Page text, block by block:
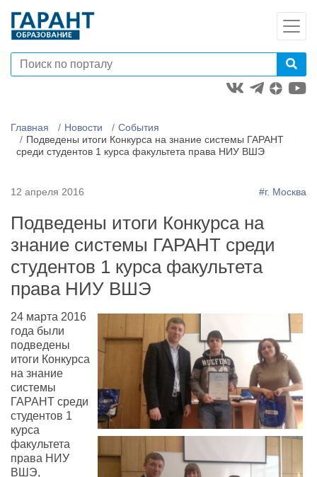
Главная Новости
События
Подведены итоги Конкурса на знание системы ГАРАНТ
среди студентов 1 курса факультета права НИУ ВШЭ
12 апреля 2016 #г. Москва
Подведены итоги Конкурса на
знание системы ГАРАНТ среди
студентов 1 курса факультета
права НИУ ВШЭ
24 марта 2016
года были
подведены
итоги Конкурса
на знание
системы
ГАРАНТ среди
студентов 1
курса
факультета
права НИУ
ВШЭ,